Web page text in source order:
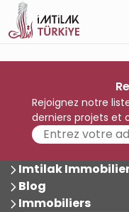
Rejoignez notre
derniers projets et
Imtilak
Blog
Immobiliers